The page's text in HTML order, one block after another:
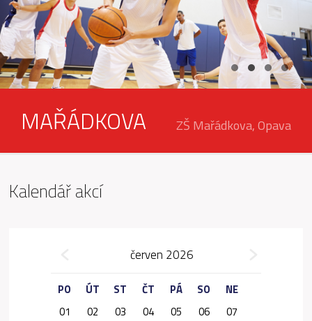
MAŘÁDKOVA ZŠ Mařádkova, Opava
Kalendář akcí
červen 2026
PO ÚT ST ČT PÁ SO
NE
01
02 03 04 05 06
07